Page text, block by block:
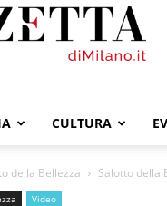
CULTURA
della Bellezza Salotto della
Video